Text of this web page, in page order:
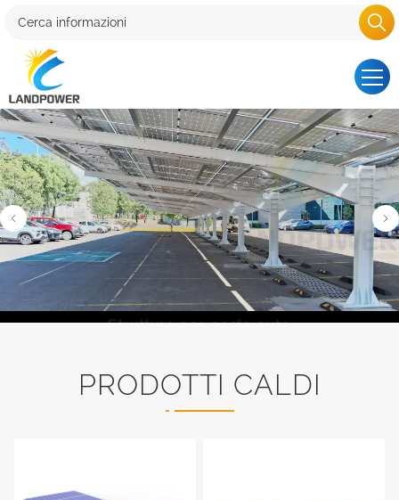
Struttura per posto auto
coperto solare in acciaio
PRODOTTI CALDI